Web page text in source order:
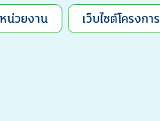
น่วยงาน เว็บไซต์โครงการ